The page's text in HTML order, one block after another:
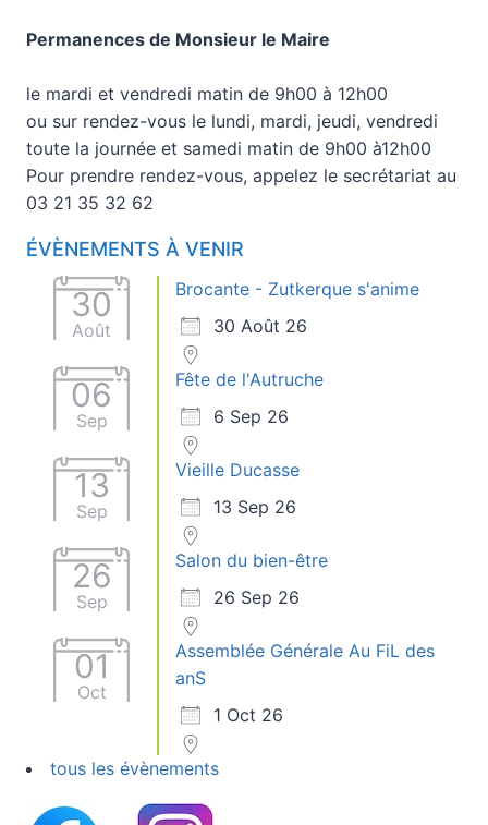
Permanences de Monsieur le Maire
le mardi et vendredi matin de 9h00 à 12h00
ou sur rendez-vous le lundi, mardi, jeudi, vendredi
toute la journée et samedi matin de 9h00 à12h00
Pour prendre rendez-vous, appelez le secrétariat au
03 21 35 32 62
ÉVÈNEMENTS À VENIR
30
Août
Brocante - Zutkerque s'anime
30 Août 26
06
Sep
Fête de l'Autruche
6 Sep 26
13
Sep
Vieille Ducasse
13 Sep 26
26
Sep
Salon du bien-être
26 Sep 26
01
Oct
Assemblée Générale Au FiL des
anS
1 Oct 26
tous les évènements